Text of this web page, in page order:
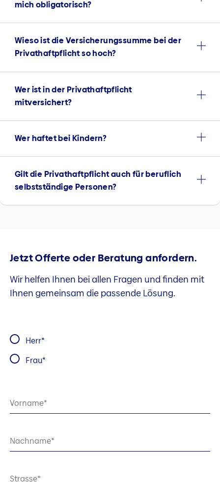
mich obligatorisch?
Wieso ist die Versicherungssumme bei der
Privathaftpflicht so hoch?
Wer ist in der Privathaftpflicht
mitversichert?
Wer haftet bei Kindern?
Gilt die Privathaftpflicht auch für beruflich
selbstständige Personen?
Jetzt Offerte oder Beratung anfordern.
Wir helfen Ihnen bei allen Fragen und finden mit
Ihnen gemeinsam die passende Lösung.
Herr
Frau
Vorname
Nachname
Strasse